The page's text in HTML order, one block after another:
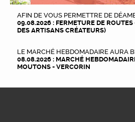
AFIN DE VOUS PERMETTRE DE
09.08.2026 : FERMETURE DE
DES ARTISANS CRÉATEURS)
LE MARCHÉ HEBDOMADAIRE AURA
08.08.2026 : MARCHÉ
MOUTONS - VERCORIN